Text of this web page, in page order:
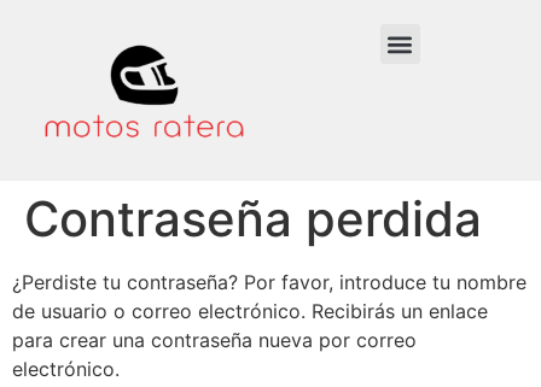
Contraseña perdida
¿Perdiste tu contraseña? Por favor, introduce tu nombre
de usuario o correo electrónico. Recibirás un enlace
para crear una contraseña nueva por correo
electrónico.